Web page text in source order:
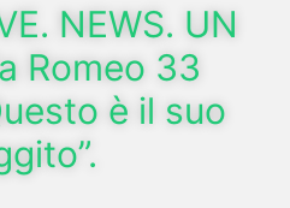
NEWS. UN
Romeo 33
è il suo